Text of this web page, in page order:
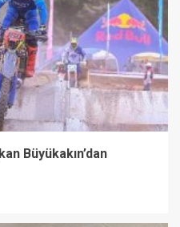
Büyükakın’dan